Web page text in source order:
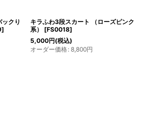
クり
]
キラふわ3段スカート （ローズピンク
系）
[FS0018]
5,000円(税込)
オーダー価格: 8,800円